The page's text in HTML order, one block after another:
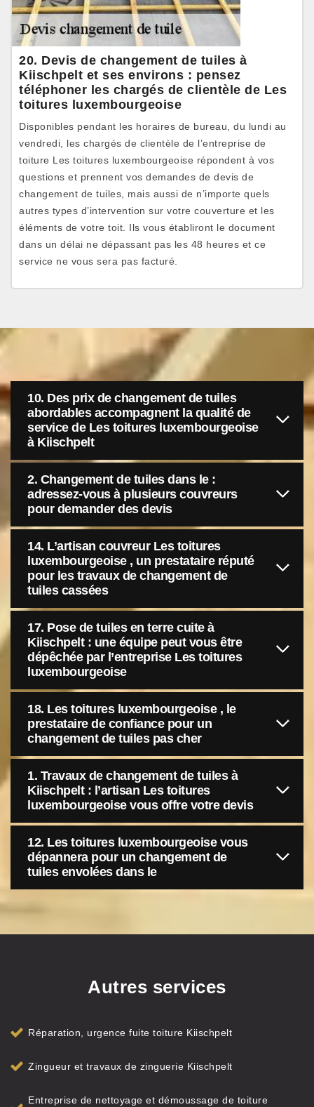
20. Devis de changement de tuiles à
Kiischpelt et ses environs : pensez
téléphoner les chargés de clientèle de Les
toitures luxembourgeoise
Disponibles pendant les horaires de bureau, du lundi au
vendredi, les chargés de clientèle de l’entreprise de
toiture Les toitures luxembourgeoise répondent à vos
questions et prennent vos demandes de devis de
changement de tuiles, mais aussi de n’importe quels
autres types d’intervention sur votre couverture et les
éléments de votre toit. Ils vous établiront le document
dans un délai ne dépassant pas les 48 heures et ce
service ne vous sera pas facturé.
10. Des prix de changement de tuiles
abordables accompagnent la qualité de
service de Les toitures luxembourgeoise
à Kiischpelt
2. Changement de tuiles dans le :
adressez-vous à plusieurs couvreurs
pour demander des devis
14. L’artisan couvreur Les toitures
luxembourgeoise , un prestataire réputé
pour les travaux de changement de
tuiles cassées
17. Pose de tuiles en terre cuite à
Kiischpelt : une équipe peut vous être
dépêchée par l’entreprise Les toitures
luxembourgeoise
18. Les toitures luxembourgeoise , le
prestataire de confiance pour un
changement de tuiles pas cher
1. Travaux de changement de tuiles à
Kiischpelt : l’artisan Les toitures
luxembourgeoise vous offre votre devis
12. Les toitures luxembourgeoise vous
dépannera pour un changement de
tuiles envolées dans le
Autres services
Réparation, urgence fuite toiture Kiischpelt
Zingueur et travaux de zinguerie Kiischpelt
Entreprise de nettoyage et démoussage de toiture